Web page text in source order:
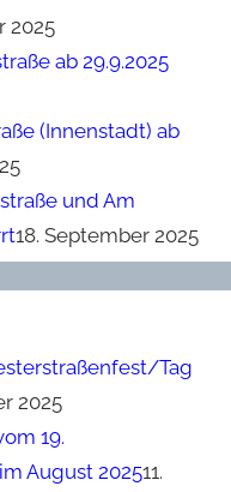
2025
ab 29.9.2025
(Innenstadt) ab
und Am
18. September 2025
Tag
2025
19.
August 202511.